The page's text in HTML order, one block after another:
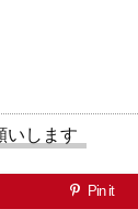
いします
Pin it